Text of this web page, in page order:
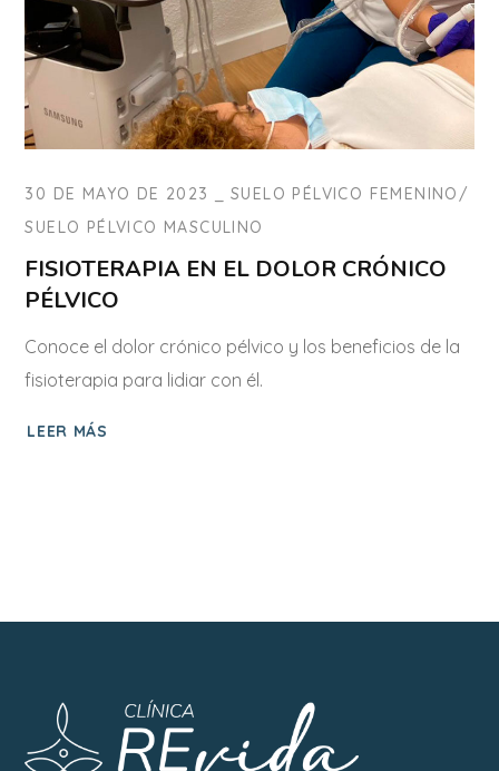
30 DE MAYO DE 2023
SUELO PÉLVICO FEMENINO
SUELO PÉLVICO MASCULINO
FISIOTERAPIA EN EL DOLOR CRÓNICO
PÉLVICO
Conoce el dolor crónico pélvico y los beneficios de la
fisioterapia para lidiar con él.
LEER MÁS